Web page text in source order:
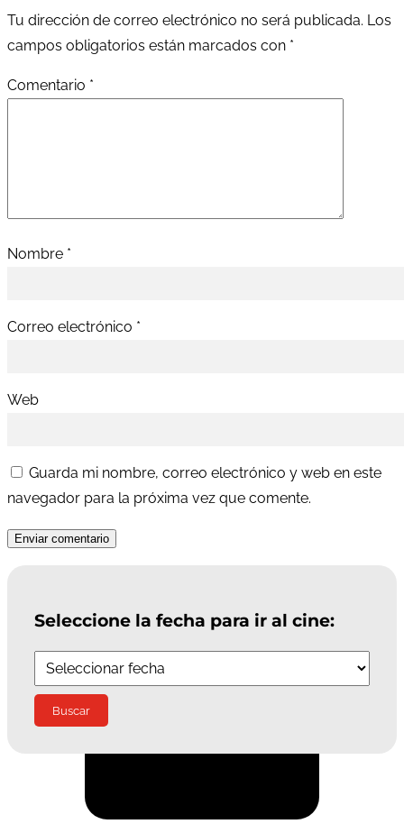
Tu dirección de correo electrónico no será publicada. Los
campos obligatorios están marcados con *
Comentario *
Nombre *
Correo electrónico *
Web
Guarda mi nombre, correo electrónico y web en este
navegador para la próxima vez que comente.
Enviar comentario
Seleccione la fecha para ir al cine: